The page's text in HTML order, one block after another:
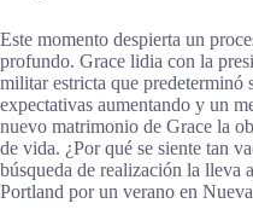
Este momento despierta un
profundo. Grace lidia con la
militar estricta que predeterminó
expectativas aumentando y un
nuevo matrimonio de Grace la
de vida. ¿Por qué se siente tan
búsqueda de realización la lleva
Portland por un verano en